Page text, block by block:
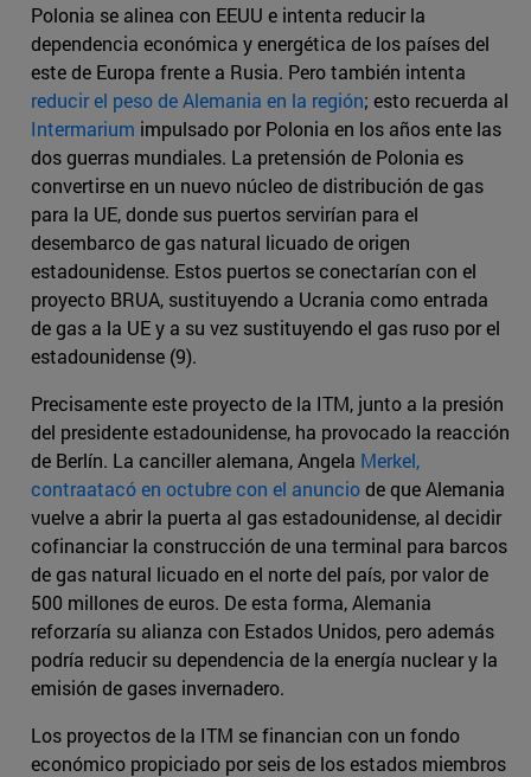
Polonia se alinea con EEUU e intenta reducir la
dependencia económica y energética de los países del
este de Europa frente a Rusia. Pero también intenta
reducir el peso de Alemania en la región; esto recuerda al
Intermarium impulsado por Polonia en los años ente las
dos guerras mundiales. La pretensión de Polonia es
convertirse en un nuevo núcleo de distribución de gas
para la UE, donde sus puertos servirían para el
desembarco de gas natural licuado de origen
estadounidense. Estos puertos se conectarían con el
proyecto BRUA, sustituyendo a Ucrania como entrada
de gas a la UE y a su vez sustituyendo el gas ruso por el
estadounidense (9).
Precisamente este proyecto de la ITM, junto a la presión
del presidente estadounidense, ha provocado la reacción
de Berlín. La canciller alemana, Angela Merkel,
contraatacó en octubre con el anunciode que Alemania
vuelve a abrir la puerta al gas estadounidense, al decidir
cofinanciar la construcción de una terminal para barcos
de gas natural licuado en el norte del país, por valor de
500 millones de euros. De esta forma, Alemania
reforzaría su alianza con Estados Unidos, pero además
podría reducir su dependencia de la energía nuclear y la
emisión de gases invernadero.
Los proyectos de la ITM se financian con un fondo
económico propiciado por seis de los estados miembros